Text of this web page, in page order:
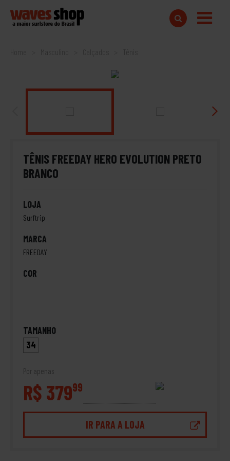
Home
TÊNIS FREEDAY HERO EVOLUTION PRETO
BRANCO
LOJA
Surftrip
MARCA
FREEDAY
COR
TAMANHO
34
Por apenas
R$ 37999
IR PARA A LOJA